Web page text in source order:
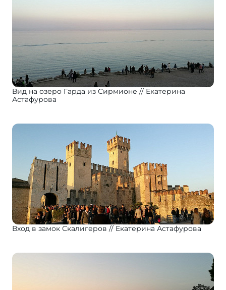
Вид на озеро Гарда из Сирмионе
Екатерина
Астафурова
Вход в замок Скалигеров Екатерина Астафурова